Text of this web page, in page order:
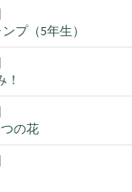
プ（5年生）
の花